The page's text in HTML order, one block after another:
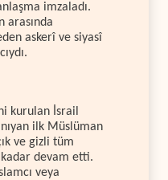
imzaladı.
arasında
askerî ve siyasî
kurulan İsrail
ilk Müslüman
ve gizli tüm
devam etti.
veya